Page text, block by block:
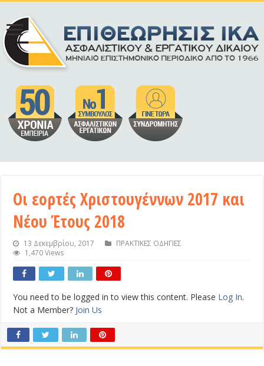
Οι εορτές Χριστουγέννων 2017 και
Νέου Έτους 2018
13 Δεκεμβρίου, 2017
ΠΡΑΚΤΙΚΕΣ ΟΔΗΓΙΕΣ
1,470 Views
You need to be logged in to view this content. Please Log In.
Not a Member? Join Us